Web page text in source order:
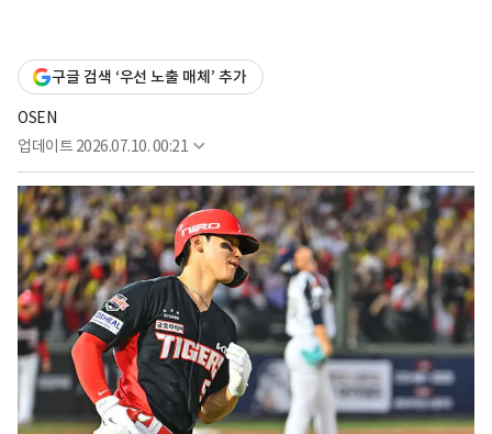
구글 검색 ‘우선 노출 매체’ 추가
OSEN
업데이트 2026.07.10. 00:21